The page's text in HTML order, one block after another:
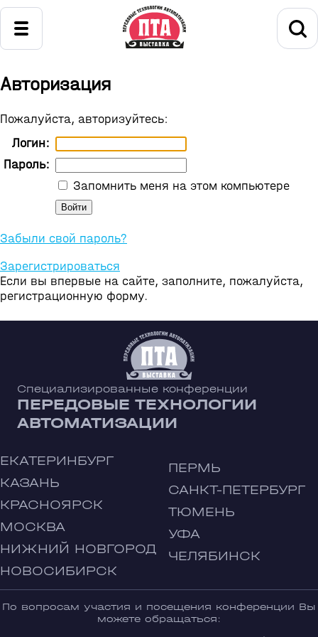
Авторизация
Пожалуйста, авторизуйтесь:
Логин:
Пароль:
Запомнить меня на этом компьютере
Забыли свой пароль?
Зарегистрироваться
Если вы впервые на сайте, заполните, пожалуйста,
регистрационную форму.
Специализированные конференции
ПЕРЕДОВЫЕ ТЕХНОЛОГИИ
АВТОМАТИЗАЦИИ
ЕКАТЕРИНБУРГ
КАЗАНЬ
КРАСНОЯРСК
МОСКВА
НИЖНИЙ НОВГОРОД
НОВОСИБИРСК
ПЕРМЬ
САНКТ-ПЕТЕРБУРГ
ТЮМЕНЬ
УФА
ЧЕЛЯБИНСК
По вопросам участия и посещения конференции Вы
можете обращаться: